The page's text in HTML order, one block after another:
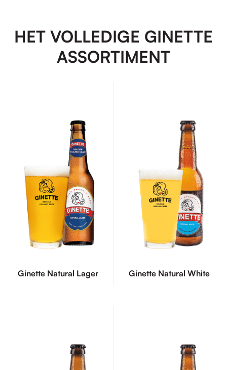
HET VOLLEDIGE GINETTE
ASSORTIMENT
Ginette Natural Lager Ginette Natural White